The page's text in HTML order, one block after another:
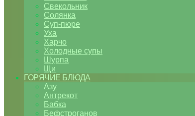
Свекольник
Солянка
Суп-пюре
Уха
Харчо
Холодные супы
Шурпа
Щи
ГОРЯЧИЕ БЛЮДА
Азу
Антрекот
Бабка
Бефстроганов